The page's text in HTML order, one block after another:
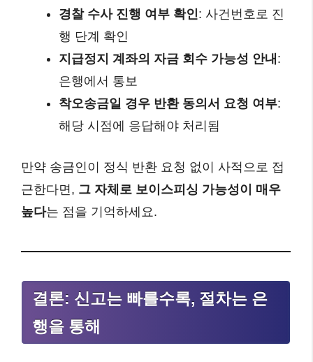
경찰 수사 진행 여부 확인: 사건번호로 진
행 단계 확인
지급정지 계좌의 자금 회수 가능성 안내 :
은행에서 통보
착오송금일 경우 반환 동의서 요청 여부:
해당 시점에 응답해야 처리됨
만약 송금인이 정식 반환 요청 없이 사적으로 접
근한다면, 그 자체로 보이스피싱 가능성이 매우
높다는 점을 기억하세요.
결론: 신고는 빠를수록, 절차는 은
행을 통해